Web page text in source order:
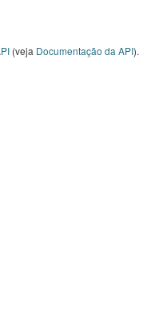
(veja Documentação da API).